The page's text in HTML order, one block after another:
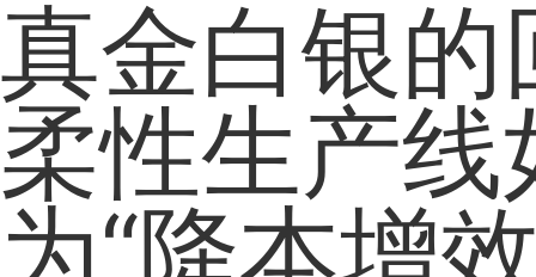
真金白银的
柔性生产线
为“降本增